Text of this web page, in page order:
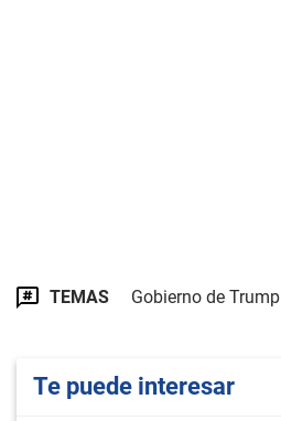
TEMAS Gobierno de Trump
Te puede interesar